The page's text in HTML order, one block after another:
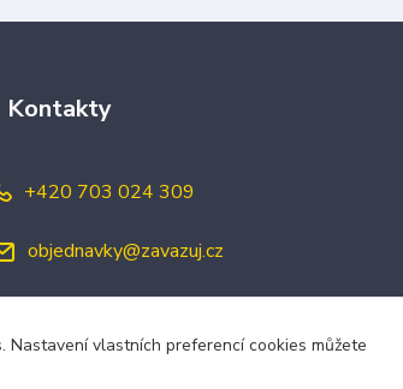
Kontakty
+420 703 024 309
objednavky@zavazuj.cz
Nastavení vlastních preferencí cookies můžete